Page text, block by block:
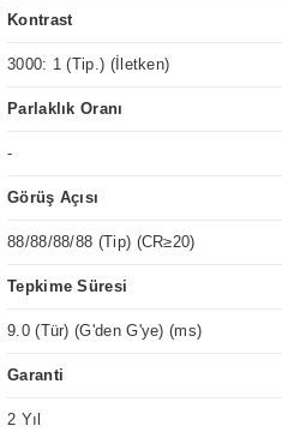
Kontrast
3000: 1 (Tip.) (İletken)
Parlaklık Oranı
-
Görüş Açısı
88/88/88/88 (Tip) (CR≥20)
Tepkime Süresi
9.0 (Tür) (G'den G'ye) (ms)
Garanti
2 Yıl